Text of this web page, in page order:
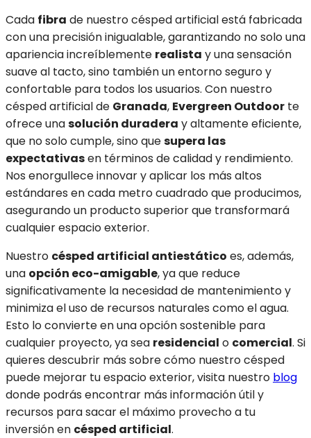
Cada fibra de nuestro césped artificial está fabricada
con una precisión inigualable, garantizando no solo una
apariencia increíblemente realista y una sensación
suave al tacto, sino también un entorno seguro y
confortable para todos los usuarios. Con nuestro
césped artificial de Granada, Evergreen Outdoor te
ofrece unasolución duradera y altamente eficiente,
que no solo cumple, sino quesupera las
expectativasen términos de calidad y rendimiento.
Nos enorgullece innovar y aplicar los más altos
estándares en cada metro cuadrado que producimos,
asegurando un producto superior que transformará
cualquier espacio exterior.
Nuestro césped artificial antiestático es, además,
una opción eco-amigable, ya que reduce
significativamente la necesidad de mantenimiento y
minimiza el uso de recursos naturales como el agua.
Esto lo convierte en una opción sostenible para
cualquier proyecto, ya sea residencial o comercial. Si
quieres descubrir más sobre cómo nuestro césped
puede mejorar tu espacio exterior, visita nuestro blog
donde podrás encontrar más información útil y
recursos para sacar el máximo provecho a tu
inversión en césped artificial.